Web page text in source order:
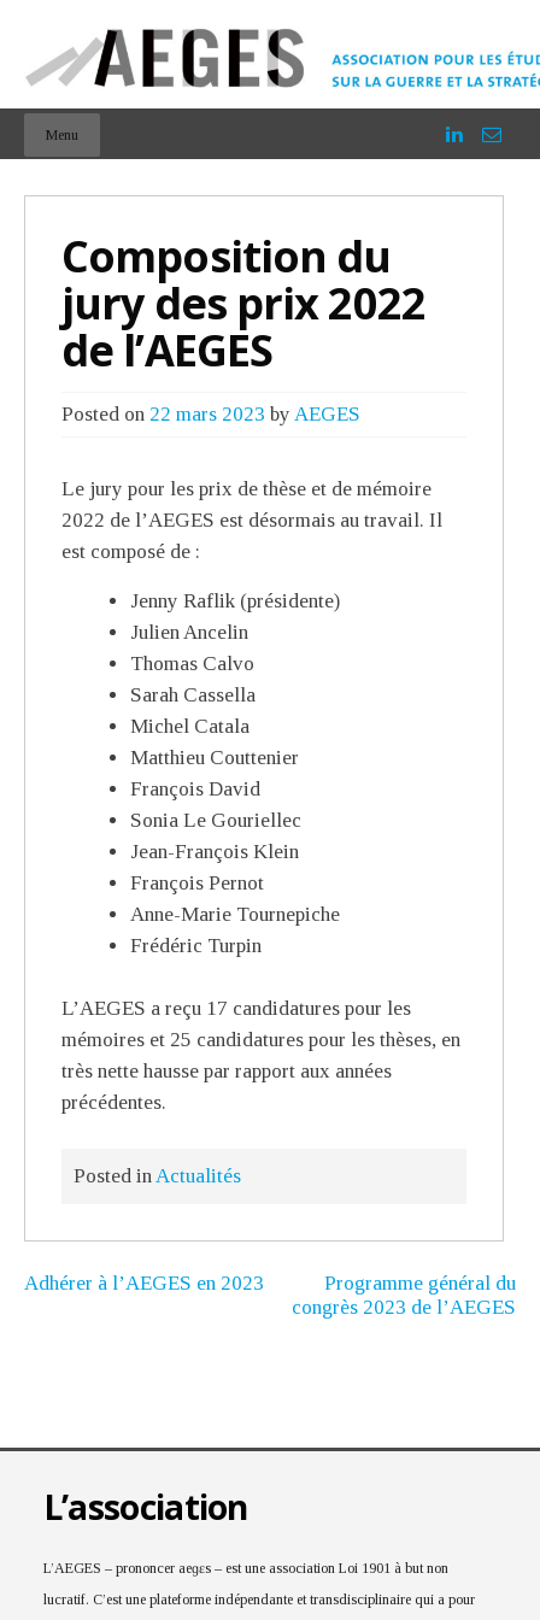
Menu
Composition du
jury des prix 2022
de l’AEGES
Posted on 22 mars 2023 by AEGES
Le jury pour les prix de thèse et de mémoire
2022 de l’AEGES est désormais au travail. Il
est composé de :
Jenny Raflik (présidente)
Julien Ancelin
Thomas Calvo
Sarah Cassella
Michel Catala
Matthieu Couttenier
François David
Sonia Le Gouriellec
Jean-François Klein
François Pernot
Anne-Marie Tournepiche
Frédéric Turpin
L’AEGES a reçu 17 candidatures pour les
mémoires et 25 candidatures pour les thèses, en
très nette hausse par rapport aux années
précédentes.
Posted in Actualités
Adhérer à l’AEGES en 2023
Programme général du
congrès 2023 de l’AEGES
L’association
L’AEGES – prononcer aeɡɛs – est une association Loi 1901 à but non
lucratif. C’est une plateforme indépendante et transdisciplinaire qui a pour